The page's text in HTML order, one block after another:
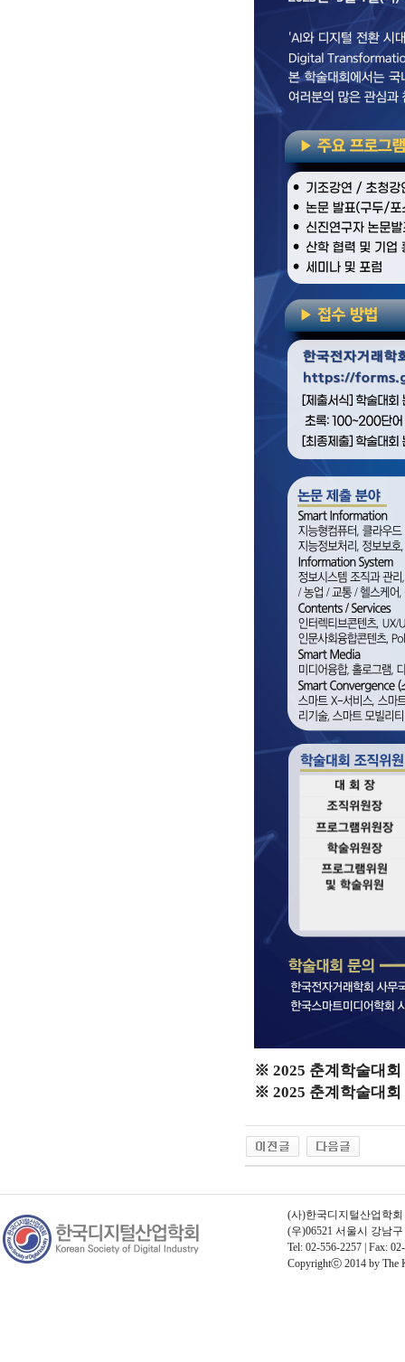
※ 2025 춘계학술대
※ 2025 춘계학술대
(사)한국디지털산업학회
(우)06521 서울시 강남
Tel: 02-556-2257 | Fax:
Copyrightⓒ 2014 by The